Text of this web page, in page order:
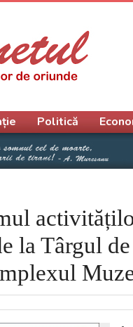
la Târgul
Politică